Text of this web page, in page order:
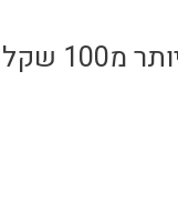
"למדתי שאפשר להרוויח גם יותר מ100 שקל